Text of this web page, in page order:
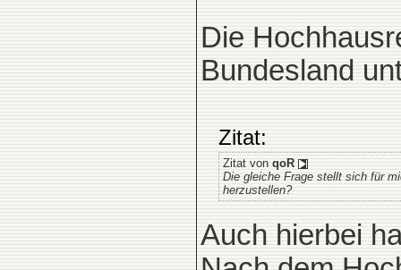
Die
Bundesland
Zitat:
Zitat von qoR
Die gleiche Frage stellt sich für
herzustellen?
Auch hierbei